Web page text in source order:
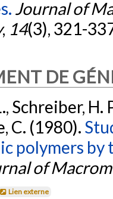
Journal of
, 14(3), 321-
DE
Schreiber, H.
C. (1980).
polymers
of
Lien externe